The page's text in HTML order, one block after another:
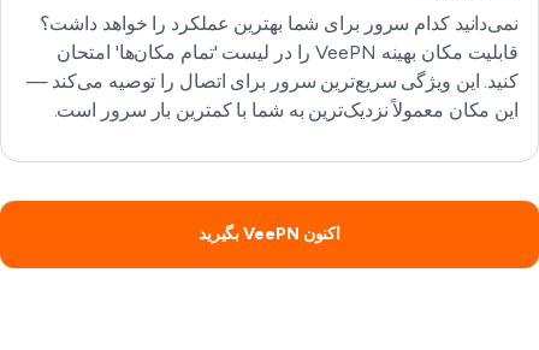
نمی‌دانید کدام سرور برای شما بهترین عملکرد را خواهد داشت؟
قابلیت مکان بهینه VeePN را در لیست 'تمام مکان‌ها' امتحان
کنید. این ویژگی سریع‌ترین سرور برای اتصال را توصیه می‌کند —
این مکان معمولاً نزدیک‌ترین به شما با کمترین بار سرور است.
اکنون VeePN بگیرید